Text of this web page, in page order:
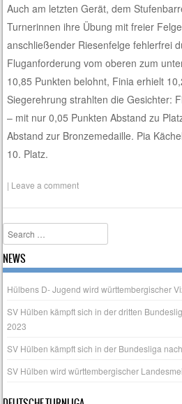
Auch am letzten Gerät, dem
Turnerinnen ihre Übung mit freier
anschließender Riesenfelge fehlerfrei
Fluganforderung vom oberen zum
10,85 Punkten belohnt, Finia erhielt
Siegerehrung strahlten die Gesichter:
– mit nur 0,05 Punkten Abstand zu
Abstand zur Bronzemedaille. Pia
10. Platz.
| Leave a comment
Search
NEWS
Hülbens D- Jugend wird württembergischer
SV Hülben kämpft sich in der dritten
2023
SV Hülben kämpft sich in der Bundesliga
SV Hülben wird württembergischer